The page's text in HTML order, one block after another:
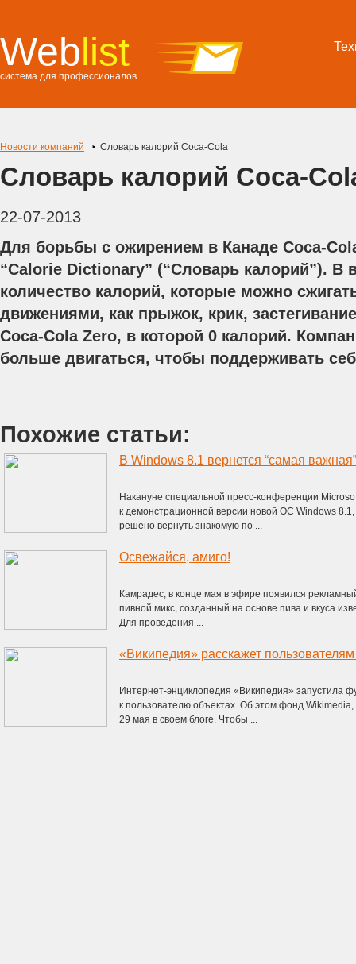
Weblist
система для профессионалов
Новости компаний Словарь калорий Coca-Cola
Словарь калорий Coca-
22-07-2013
Для борьбы с ожирением в Канаде Coca-
“Calorie Dictionary” (“Словарь калорий”). В
количество калорий, которые можно
движениями, как прыжок, крик,
Coca-Cola Zero, в которой 0 калорий.
больше двигаться, чтобы поддерживать
Похожие статьи:
В Windows 8.1 вернется “самая
Накануне специальной пресс-конференции
к демонстрационной версии новой ОС Windows
решено вернуть знакомую по ...
Освежайся, амиго!
Камрадес, в конце мая в эфире появился
пивной микс, созданный на основе пива и вкуса
Для проведения ...
«Википедия» расскажет
Интернет-энциклопедия «Википедия» запустила
к пользователю объектах. Об этом фонд
29 мая в своем блоге. Чтобы ...